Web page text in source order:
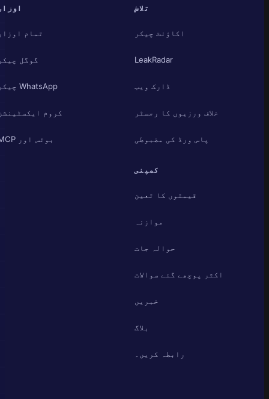
تلاش
اکاؤنٹ چیکر
LeakRadar
ڈارک ویب
خلاف ورزیوں کا رجسٹر
پاس ورڈ کی مضبوطی
اوزار
تمام اوزار
گوگل چیکر
WhatsApp چیکر
کروم ایکسٹینشن
بوٹس اور MCP
کمپنی
قیمتوں کا تعین
موازنہ
حوالہ جات
اکثر پوچھے گئے سوالات
خبریں
بلاگ
رابطہ کریں۔